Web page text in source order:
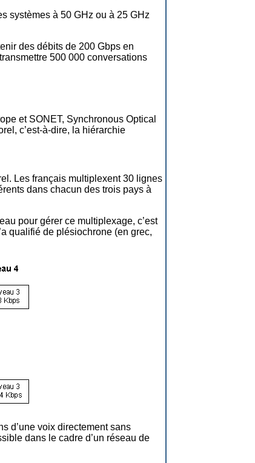
systèmes à 50 GHz ou à 25 GHz
des débits de 200 Gbps en
500 000 conversations
et SONET, Synchronous Optical
c’est-à-dire, la hiérarchie
Les français multiplexent 30 lignes
dans chacun des trois pays à
pour gérer ce multiplexage, c’est
qualifié de plésiochrone (en grec,
d’une voix directement sans
dans le cadre d’un réseau de